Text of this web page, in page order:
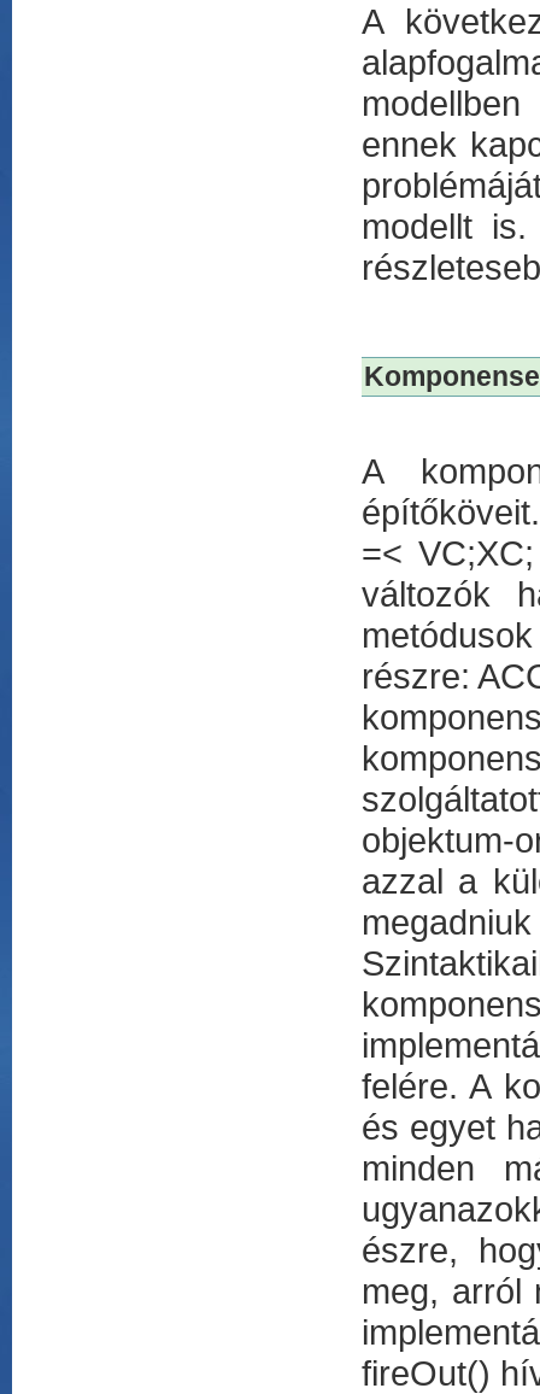
A
ennek
modellt
A
=<
változók
részre:
objektum-
azzal a
felére. A
és egyet
minden
észre,
meg, arról
fireOut()